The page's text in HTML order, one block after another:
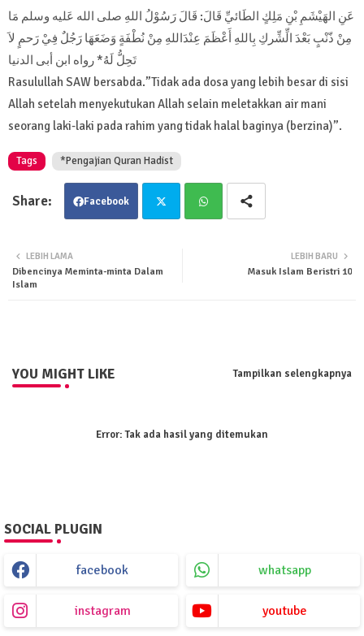
عَنِ الهَيْشَمِ بْنِ مَلِكٍ الطَائيِّ قَالَ: قَالَ رَسُوْلُ اللهِ صلى الله عَليه وسلم مَا
مِنْ ذّنْبٍ بَعْدَ الِّشِّركِ بِاللهِ أَعْظَمَ عِنْدَاللهِ مِنْ نُطْفَةٍ وَضَعَهَا رَجُلٌ فِيْ رَحمٍ لاَ
تَحِلُّ لَهُ* رواه ابن أبى الدنيا
Rasulullah SAW bersabda.”Tidak ada dosa yang lebih besar di sisi
Allah setelah menyekutukan Allah selain meletakkan air mani
seorang laki-laki pada rahim yang tidak halal baginya (berzina)”.
Tags *Pengajian Quran Hadist
Facebook
ter
LEBIH BARU
Masuk Islam Beristri 10
LEBIH LAMA
Dibencinya Meminta-minta Dalam
Islam
YOU MIGHT LIKE Tampilkan selengkapnya
Error:Tak ada hasil yang ditemukan
SOCIAL PLUGIN
facebook whatsapp
instagram youtube